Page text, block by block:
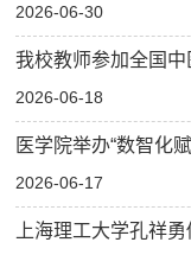
2026-06-30
我校教师参加全国
2026-06-18
医学院举办“数智化
2026-06-17
上海理工大学孔祥